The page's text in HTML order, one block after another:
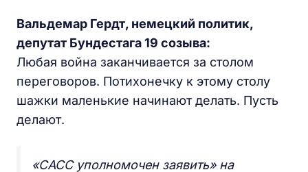
Вальдемар Гердт, немецкий политик,
депутат Бундестага 19 созыва:
Любая война заканчивается за столом
переговоров. Потихонечку к этому столу
шажки маленькие начинают делать. Пусть
делают.
«САСС уполномочен заявить» на